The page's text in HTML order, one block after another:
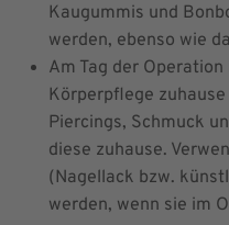
Kaugummis und
werden, ebenso wie
Am Tag der
Körperpflege
Piercings, Schmuck
diese zuhause.
(Nagellack bzw.
werden, wenn sie im